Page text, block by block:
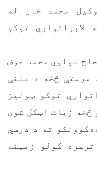
محمد خان له
د ۱۸۱ قلمه لابراتواري توکو
مولوي محمد عوض
مرستې څخه د مننې
توکو ټولیز
څخه زیات اټکل شوی
ته د درسي
کولو زمینه